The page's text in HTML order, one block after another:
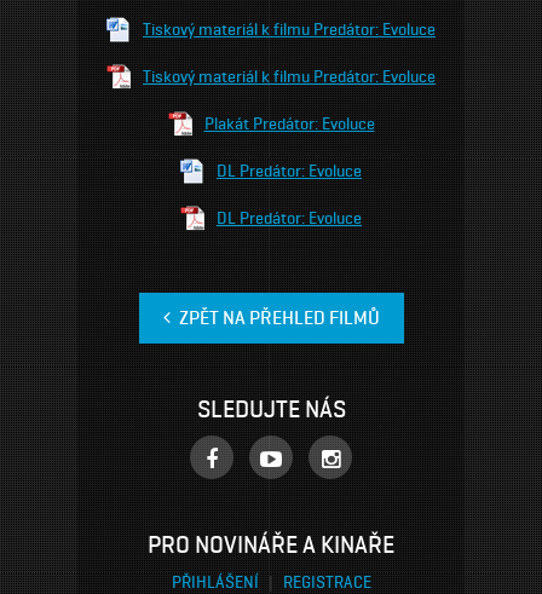
Tiskový materiál k filmu Predátor: Evoluce
Tiskový materiál k filmu Predátor: Evoluce
Plakát Predátor: Evoluce
DL Predátor: Evoluce
DL Predátor: Evoluce
ZPĚT NA PŘEHLED FILMŮ
SLEDUJTE NÁS
PRO NOVINÁŘE A KINAŘE
PŘIHLÁŠENÍ | REGISTRACE